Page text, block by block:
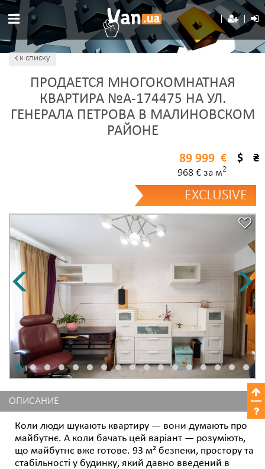
к списку
ПРОДАЕТСЯ МНОГОКОМНАТНАЯ
КВАРТИРА №A-174475 НА УЛ.
ГЕНЕРАЛА ПЕТРОВА В МАЛИНОВСКОМ
РАЙОНЕ
$ ₴
€
89 999
968 € за м2
EXCLUSIVE
ОПИСАНИЕ
Коли люди шукають квартиру — вони думають про
майбутнє. А коли бачать цей варіант — розуміють,
що майбутнє вже готове. 93 м² безпеки, простору та
стабільності у будинку, який давно введений в